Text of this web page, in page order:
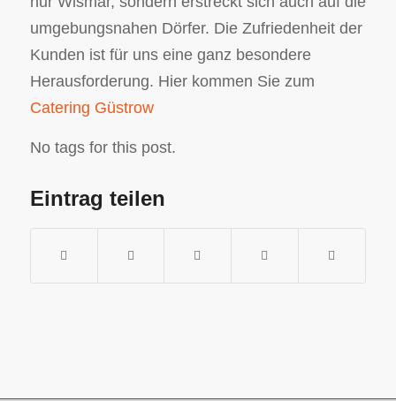
umgebungsnahen Dörfer. Die Zufriedenheit der
Kunden ist für uns eine ganz besondere
Herausforderung. Hier kommen Sie zum
Catering Güstrow
No tags for this post.
Eintrag teilen